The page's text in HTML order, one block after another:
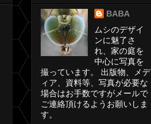
BABA
ムシのデザイ
ンに魅了さ
れ、家の庭を
中心に写真を
撮っています。 出版物、メデ
ィア、資料等、写真が必要な
場合はお手数ですがメールで
ご連絡頂けるようお願いしま
す。